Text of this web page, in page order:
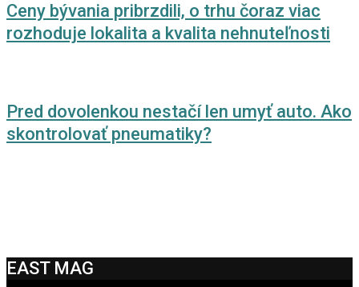
Ceny bývania pribrzdili, o trhu čoraz viac
rozhoduje lokalita a kvalita nehnuteľnosti
Pred dovolenkou nestačí len umyť auto. Ako
skontrolovať pneumatiky?
EAST MAG